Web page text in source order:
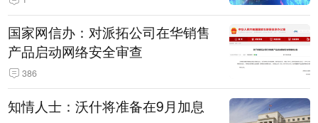
国家网信办：对派拓公司在华销售
产品启动网络安全审查
386
知情人士：沃什将准备在9月加息